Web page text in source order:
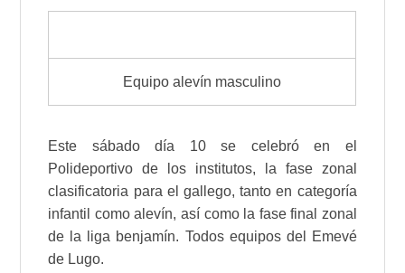
Equipo alevín masculino
Este sábado día 10 se celebró en el
Polideportivo de los institutos, la fase zonal
clasificatoria para el gallego, tanto en categoría
infantil como alevín, así como la fase final zonal
de la liga benjamín. Todos equipos del Emevé
de Lugo.